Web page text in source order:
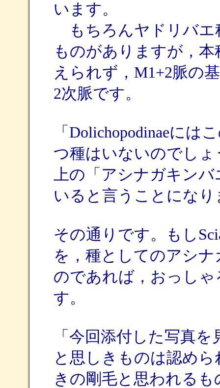
います。
もちろんヤドリバエ
ものがありますが，
えられず，M1+2脈の
2次脈です。
「Dolichopodinaeには
つ種はいないのでしょ
上の「アシナガキン
いると言うことになり
その通りです。もし
を，種としてのアシ
のであれば，おっし
す。
「今回添付した写真
と思しきものは認め
きの剛毛と思われる